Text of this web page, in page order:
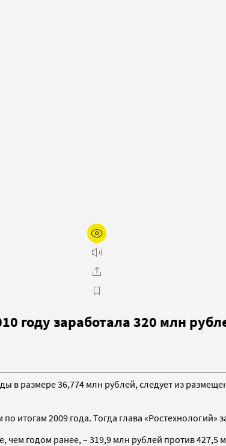
году заработала 320 млн
в размере 36,774 млн рублей, следует из
итогам 2009 года. Тогда глава «Ростехнологий»
чем годом ранее, – 319,9 млн рублей против 427,5